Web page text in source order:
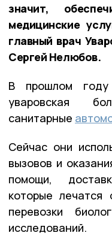
значит,
медицинские
главный врач
Сергей Нелюбов.
В прошлом году
уваровская
санитарные
Сейчас они
вызовов и
помощи,
которые лечатся
перевозки
исследований.